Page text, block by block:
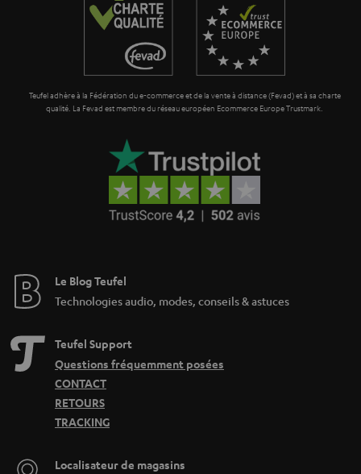
Teufel adhère à la Fédération du e-commerce et de la vente à distance (Fevad) et à sa charte
qualité. La Fevad est membre du réseau européen Ecommerce Europe Trustmark.
Le Blog Teufel
Technologies audio, modes, conseils & astuces
Teufel Support
Questions fréquemment posées
CONTACT
RETOURS
TRACKING
Localisateur de magasins